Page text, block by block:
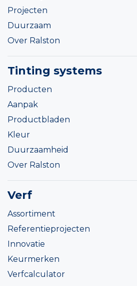
Projecten
Duurzaam
Over Ralston
Tinting systems
Producten
Aanpak
Productbladen
Kleur
Duurzaamheid
Over Ralston
Verf
Assortiment
Referentieprojecten
Innovatie
Keurmerken
Verfcalculator